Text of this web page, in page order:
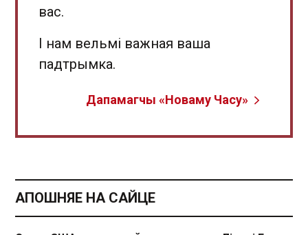
вас.
І нам вельмі важная ваша
падтрымка.
Дапамагчы «Новаму Часу»
АПОШНЯЕ НА САЙЦЕ